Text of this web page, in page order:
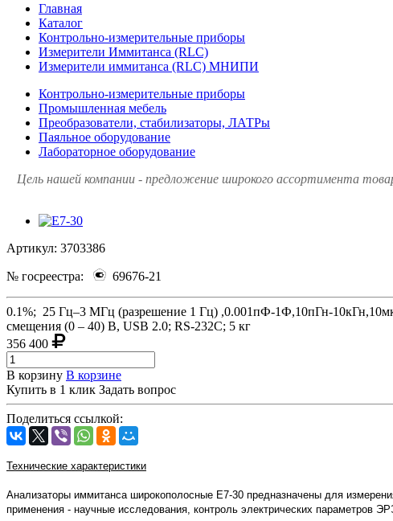
Главная
Каталог
Контрольно-измерительные приборы
Измерители Иммитанса (RLC)
Измерители иммитанса (RLC) МНИПИ
Контрольно-измерительные приборы
Промышленная мебель
Преобразователи, стабилизаторы, ЛАТРы
Паяльное оборудование
Лабораторное оборудование
Цель нашей компании - предложение широкого ассортимента
Артикул: 3703386
№ госреестра: 69676-21
0.1%; 25 Гц–3 МГц (разрешение 1 Гц) ,0.001пФ-1Ф,10пГн-
смещения (0 – 40) В, USB 2.0; RS-232C; 5 кг
356 400
В корзину В корзине
Купить в 1 клик Задать вопрос
Поделиться ссылкой:
Технические характеристики
Анализаторы иммитанса широкополосные Е7-30 предназначены для
применения - научные исследования, контроль электрических параметров